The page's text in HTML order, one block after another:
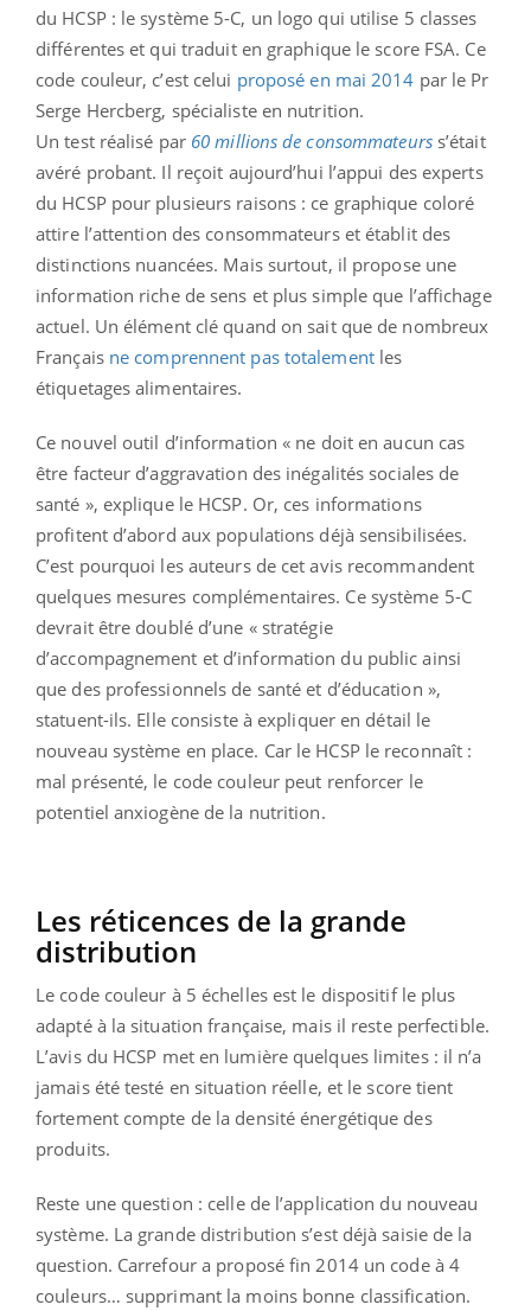
du HCSP : le système 5-C, un logo qui utilise 5 classes
différentes et qui traduit en graphique le score FSA. Ce
code couleur, c’est celui proposé en mai 2014 par le Pr
Serge Hercberg, spécialiste en nutrition.
Un test réalisé par 60 millions de consommateurss’était
avéré probant. Il reçoit aujourd’hui l’appui des experts
du HCSP pour plusieurs raisons : ce graphique coloré
attire l’attention des consommateurs et établit des
distinctions nuancées. Mais surtout, il propose une
information riche de sens et plus simple que l’affichage
actuel. Un élément clé quand on sait que de nombreux
Français ne comprennent pas totalementles
étiquetages alimentaires.
Ce nouvel outil d’information « ne doit en aucun cas
être facteur d’aggravation des inégalités sociales de
santé », explique le HCSP. Or, ces informations
profitent d’abord aux populations déjà sensibilisées.
C’est pourquoi les auteurs de cet avis recommandent
quelques mesures complémentaires. Ce système 5-C
devrait être doublé d’une « stratégie
d’accompagnement et d’information du public ainsi
que des professionnels de santé et d’éducation »,
statuent-ils. Elle consiste à expliquer en détail le
nouveau système en place. Car le HCSP le reconnaît :
mal présenté, le code couleur peut renforcer le
potentiel anxiogène de la nutrition.
Les réticences de la grande
distribution
Le code couleur à 5 échelles est le dispositif le plus
adapté à la situation française, mais il reste perfectible.
L’avis du HCSP met en lumière quelques limites : il n’a
jamais été testé en situation réelle, et le score tient
fortement compte de la densité énergétique des
produits.
Reste une question : celle de l’application du nouveau
système. La grande distribution s’est déjà saisie de la
question. Carrefour a proposé fin 2014 un code à 4
couleurs… supprimant la moins bonne classification.